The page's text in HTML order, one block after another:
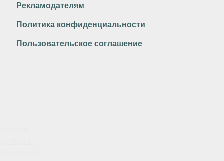
Рекламодателям
Политика конфиденциальности
Пользовательское соглашение